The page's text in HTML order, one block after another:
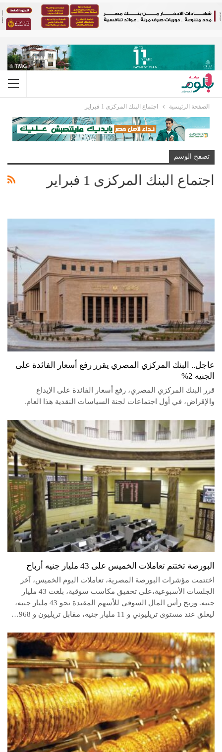
الصفحة الرئيسية اجتماع البنك المركزى 1 فبراير
تصفح الوسم
اجتماع البنك المركزى 1 فبراير
عاجل.. البنك المركزي المصري يقرر رفع أسعار الفائدة على
الجنيه 2%
قرر البنك المركزي المصري، رفع أسعار الفائدة على الإيداع
والإقراض، في أول اجتماعات لجنة السياسات النقدية هذا العام.
البورصة تختتم تعاملات الخميس على 43 مليار جنيه أرباح
اختتمت مؤشرات البورصة المصرية، تعاملات اليوم الخميس، آخر
الجلسات الأسبوعية،على تحقيق مكاسب سوقية، بلغت 43 مليار
جنيه. وربح رأس المال السوقي للأسهم المقيدة نحو 43 مليار جنيه،
ليغلق عند مستوى تريليوني و 11 مليار جنيه، مقابل تريليون و 968…